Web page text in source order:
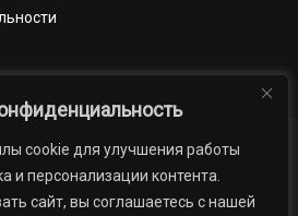
cookie для улучшения работы
и персонализации контента.
сайт, вы соглашаетесь с нашей
проекты
Официально